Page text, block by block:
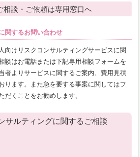
相談・ご依頼は専用窓口へ
関するお問い合わせ
向けリスクコンサルティングサービスに関
談はお電話または下記専用相談フォームを
者よりサービスに関するご案内、費用見積
ります。また急を要する事案に関してはフ
だくことをお勧めします。
サルティングに関するご相談